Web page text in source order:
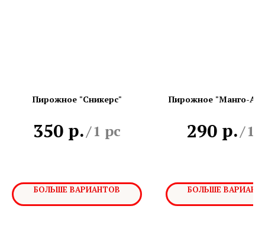
Пирожное "Сникерс"
350 р./1 pc
БОЛЬШЕ ВАРИАНТОВ
Пирожное "Манго-
290 р./1
БОЛЬШЕ